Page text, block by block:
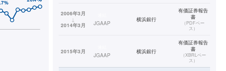
2006年3月
↓
2014年3月
JGAAP
横浜銀行
有価証券報告
書
（PDFベー
ス）
2015年3月
JGAAP
横浜銀行
有価証券報告
書
（XBRLベー
ス）